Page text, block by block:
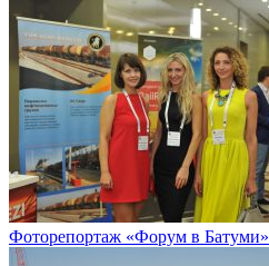
Фоторепортаж «Форум в Батуми»